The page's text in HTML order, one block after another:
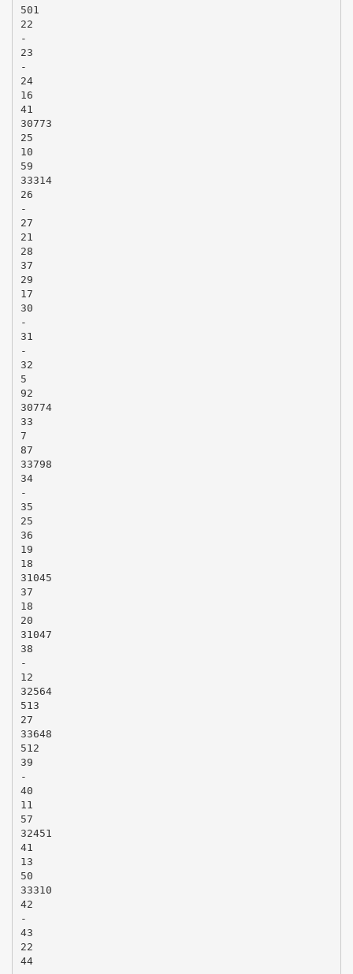
501
22
-
23
-
24
16
41
30773
25
10
59
33314
26
-
27
21
28
37
29
17
30
-
31
-
32
5
92
30774
33
7
87
33798
34
-
35
25
36
19
18
31045
37
18
20
31047
38
-
12
32564
513
27
33648
512
39
-
40
11
57
32451
41
13
50
33310
42
-
43
22
44